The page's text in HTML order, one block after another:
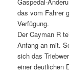
das vom Fahrer
Verfügung.
Der Cayman R
Anfang an mit.
sich das
einer deutlichen